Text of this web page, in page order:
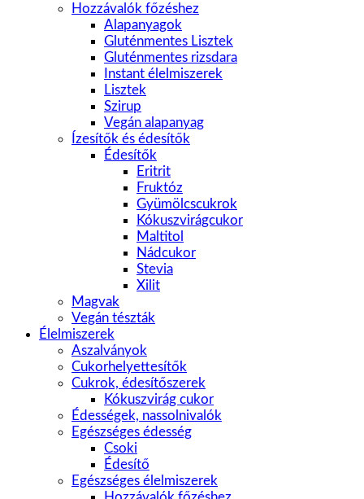
Hozzávalók főzéshez
Alapanyagok
Gluténmentes Lisztek
Gluténmentes rizsdara
Instant élelmiszerek
Lisztek
Szirup
Vegán alapanyag
Ízesítők és édesítők
Édesítők
Eritrit
Fruktóz
Gyümölcscukrok
Kókuszvirágcukor
Maltitol
Nádcukor
Stevia
Xilit
Magvak
Vegán tészták
Élelmiszerek
Aszalványok
Cukorhelyettesítők
Cukrok, édesítőszerek
Kókuszvirág cukor
Édességek, nassolnivalók
Egészséges édesség
Csoki
Édesítő
Egészséges élelmiszerek